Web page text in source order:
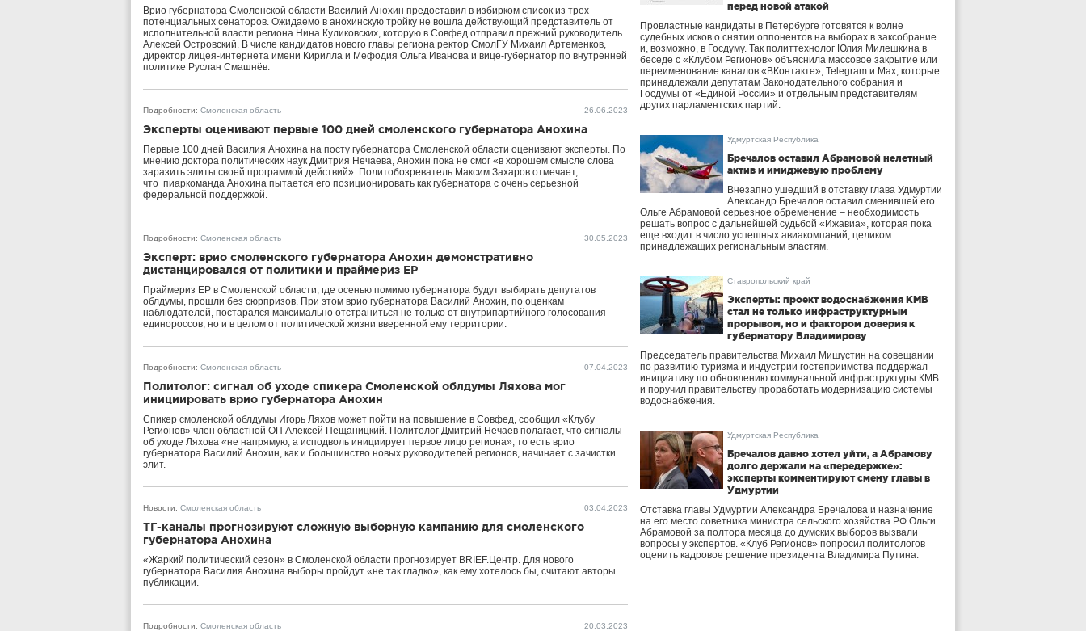
Врио губернатора Смоленской области Василий Анохин предоставил в избирком список из трех
потенциальных сенаторов. Ожидаемо в анохинскую тройку не вошла действующий представитель от
исполнительной власти региона Нина Куликовских, которую в Совфед отправил прежний руководитель
Алексей Островский. В числе кандидатов нового главы региона ректор СмолГУ Михаил Артеменков,
директор лицея-интернета имени Кирилла и Мефодия Ольга Иванова и вице-губернатор по внутренней
политике Руслан Смашнёв.
Подробности: Смоленская область 26.06.2023
Эксперты оценивают первые 100 дней смоленского губернатора Анохина
Первые 100 дней Василия Анохина на посту губернатора Смоленской области оценивают эксперты. По
мнению доктора политических наук Дмитрия Нечаева, Анохин пока не смог «в хорошем смысле слова
заразить элиты своей программой действий». Политобозреватель Максим Захаров отмечает,
что пиаркоманда Анохина пытается его позиционировать как губернатора с очень серьезной
федеральной поддержкой.
Подробности: Смоленская область 30.05.2023
Эксперт: врио смоленского губернатора Анохин демонстративно
дистанцировался от политики и праймериз ЕР
Праймериз ЕР в Смоленской области, где осенью помимо губернатора будут выбирать депутатов
облдумы, прошли без сюрпризов. При этом врио губернатора Василий Анохин, по оценкам
наблюдателей, постарался максимально отстраниться не только от внутрипартийного голосования
единороссов, но и в целом от политической жизни вверенной ему территории.
Подробности: Смоленская область 07.04.2023
Политолог: сигнал об уходе спикера Смоленской облдумы Ляхова мог
инициировать врио губернатора Анохин
Спикер смоленской облдумы Игорь Ляхов может пойти на повышение в Совфед, сообщил «Клубу
Регионов» член областной ОП Алексей Пещаницкий. Политолог Дмитрий Нечаев полагает, что сигналы
об уходе Ляхова «не напрямую, а исподволь инициирует первое лицо региона», то есть врио
губернатора Василий Анохин, как и большинство новых руководителей регионов, начинает с зачистки
элит.
Новости: Смоленская область 03.04.2023
ТГ-каналы прогнозируют сложную выборную кампанию для смоленского
губернатора Анохина
«Жаркий политический сезон» в Смоленской области прогнозирует BRIEF.Центр. Для нового
губернатора Василия Анохина выборы пройдут «не так гладко», как ему хотелось бы, считают авторы
публикации.
Подробности: Смоленская область 20.03.2023
перед новой атакой
Провластные кандидаты в Петербурге готовятся к волне
судебных исков о снятии оппонентов на выборах в заксобрание
и, возможно, в Госдуму. Так политтехнолог Юлия Милешкина в
беседе с «Клубом Регионов» объяснила массовое закрытие или
переименование каналов «ВКонтакте», Telegram и Max, которые
принадлежали депутатам Законодательного собрания и
Госдумы от «Единой России» и отдельным представителям
других парламентских партий.
Удмуртская Республика
Бречалов оставил Абрамовой нелетный
актив и имиджевую проблему
Внезапно ушедший в отставку глава Удмуртии
Александр Бречалов оставил сменившей его
Ольге Абрамовой серьезное обременение – необходимость
решать вопрос с дальнейшей судьбой «Ижавиа», которая пока
еще входит в число успешных авиакомпаний, целиком
принадлежащих региональным властям.
Ставропольский край
Эксперты: проект водоснабжения КМВ
стал не только инфраструктурным
прорывом, но и фактором доверия к
губернатору Владимирову
Председатель правительства Михаил Мишустин на совещании
по развитию туризма и индустрии гостеприимства поддержал
инициативу по обновлению коммунальной инфраструктуры КМВ
и поручил правительству проработать модернизацию системы
водоснабжения.
Удмуртская Республика
Бречалов давно хотел уйти, а Абрамову
долго держали на «передержке»:
эксперты комментируют смену главы в
Удмуртии
Отставка главы Удмуртии Александра Бречалова и назначение
на его место советника министра сельского хозяйства РФ Ольги
Абрамовой за полтора месяца до думских выборов вызвали
вопросы у экспертов. «Клуб Регионов» попросил политологов
оценить кадровое решение президента Владимира Путина.